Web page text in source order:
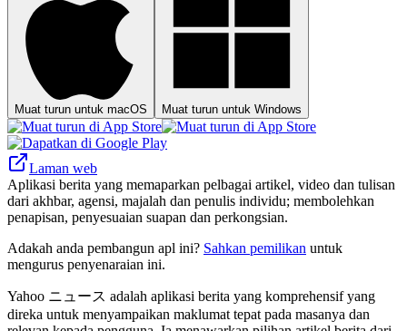
Muat turun untuk macOS Muat turun untuk Windows
Laman web
Aplikasi berita yang memaparkan pelbagai artikel, video dan tulisan
dari akhbar, agensi, majalah dan penulis individu; membolehkan
penapisan, penyesuaian suapan dan perkongsian.
Adakah anda pembangun apl ini? Sahkan pemilikan untuk
mengurus penyenaraian ini.
Yahoo ニュース adalah aplikasi berita yang komprehensif yang
direka untuk menyampaikan maklumat tepat pada masanya dan